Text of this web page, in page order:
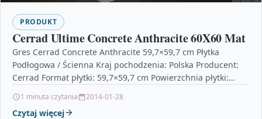
PRODUKT
Cerrad Ultime Concrete Anthracite 60X60 Mat
Gres Cerrad Concrete Anthracite 59,7×59,7 cm Płytka
Podłogowa / Ścienna Kraj pochodzenia: Polska Producent:
Cerrad Format płytki: 59,7×59,7 cm Powierzchnia płytki:
1 minuta czytania 2014-01-28
Czytaj więcej